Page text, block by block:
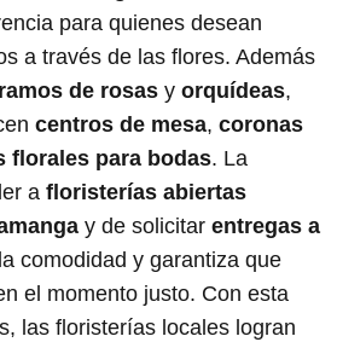
para quienes desean
a través de las flores. Además
ramos de rosas y orquídeas,
centros de mesa, coronas
florales para bodas. La
a floristerías abiertas
y de solicitar entregas a
comodidad y garantiza que
el momento justo. Con esta
las floristerías locales logran